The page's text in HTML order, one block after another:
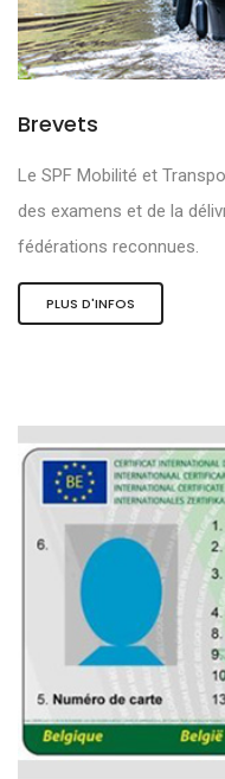
Brevets
Le SPF Mobilité et
des examens et de la
fédérations reconnues.
PLUS D'INFOS